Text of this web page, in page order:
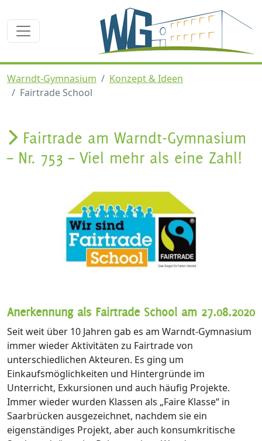
Warndt-Gymnasium
Konzept & Ideen
Fairtrade School
Fairtrade am Warndt-Gymnasium
– Nr. 753 – Viel mehr als eine Zahl!
Anerkennung als Fairtrade School am 27.08.2020
Seit weit über 10 Jahren gab es am Warndt-Gymnasium
immer wieder Aktivitäten zu Fairtrade von
unterschiedlichen Akteuren. Es ging um
Einkaufsmöglichkeiten und Hintergründe im
Unterricht, Exkursionen und auch häufig Projekte.
Immer wieder wurden Klassen als „Faire Klasse“ in
Saarbrücken ausgezeichnet, nachdem sie ein
eigenständiges Projekt, aber auch konsumkritische